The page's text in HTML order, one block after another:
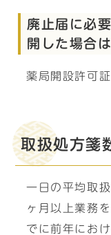
廃止届に必
開した場合は
薬局開設許可証
取扱処方箋
一日の平均取
ヶ月以上業務
でに前年にお